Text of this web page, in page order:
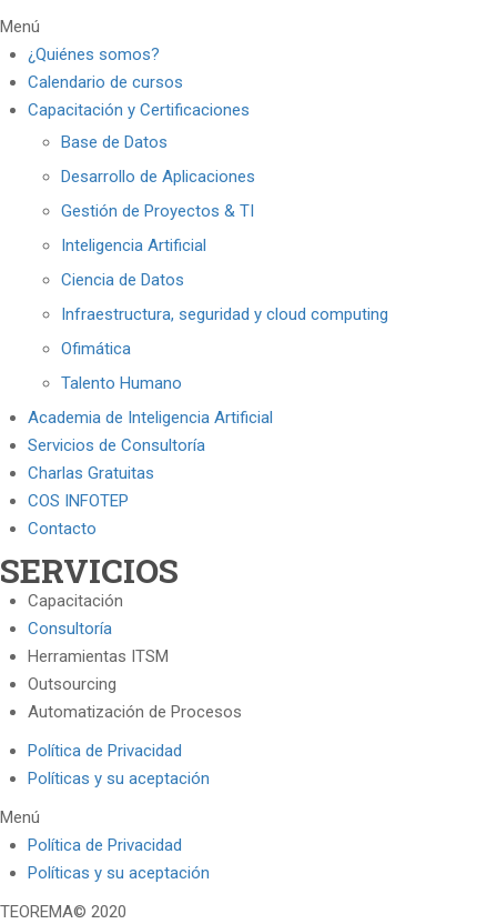
Menú
¿Quiénes somos?
Calendario de cursos
Capacitación y Certificaciones
Base de Datos
Desarrollo de Aplicaciones
Gestión de Proyectos & TI
Inteligencia Artificial
Ciencia de Datos
Infraestructura, seguridad y cloud computing
Ofimática
Talento Humano
Academia de Inteligencia Artificial
Servicios de Consultoría
Charlas Gratuitas
COS INFOTEP
Contacto
SERVICIOS
Capacitación
Consultoría
Herramientas ITSM
Outsourcing
Automatización de Procesos
Política de Privacidad
Políticas y su aceptación
Menú
Política de Privacidad
Políticas y su aceptación
TEOREMA© 2020